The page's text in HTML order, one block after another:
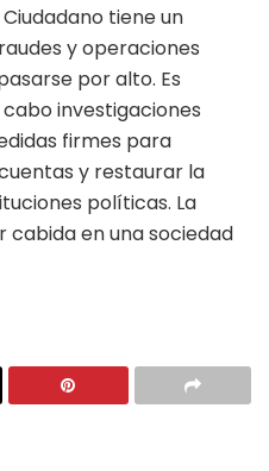
tiene un
y operaciones
por alto. Es
investigaciones
firmes para
y restaurar la
políticas. La
en una sociedad